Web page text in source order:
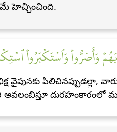
హెచ్చించింది.
وَأَصَرُّواْ وَٱسۡتَكۡبَرُواْ
వైపునకు పిలిచినప్పుడల్లా,
దురహంకారంలో